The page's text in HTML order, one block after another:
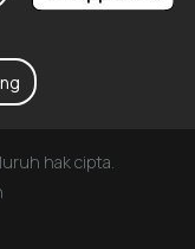
hak cipta.